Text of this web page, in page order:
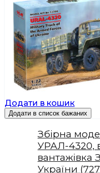
Додати в кошик
Додати в список бажаних
Збірна
УРАЛ-4320,
вантажівка
України